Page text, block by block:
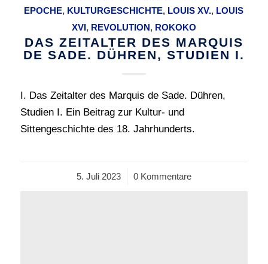
EPOCHE, KULTURGESCHICHTE, LOUIS XV., LOUIS
XVI, REVOLUTION, ROKOKO
DAS ZEITALTER DES MARQUIS
DE SADE. DÜHREN, STUDIEN I.
I. Das Zeitalter des Marquis de Sade. Dühren,
Studien I. Ein Beitrag zur Kultur- und
Sittengeschichte des 18. Jahrhunderts.
5. Juli 2023
/ 0 Kommentare